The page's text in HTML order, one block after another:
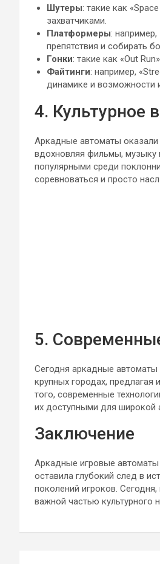
Шутеры: такие как
захватчиками.
Платформеры:
препятствия и собирать
Гонки: такие как «Out
Файтинги: например,
динамике и возможности
4. Культурное
Аркадные автоматы оказали
вдохновляя фильмы, музыку
популярными среди
соревноваться и просто
5.
Сегодня аркадные
крупных городах,
того, современные
их доступными для широкой
Заключение
Аркадные игровые
оставила глубокий след в
поколений игроков.
важной частью культурного